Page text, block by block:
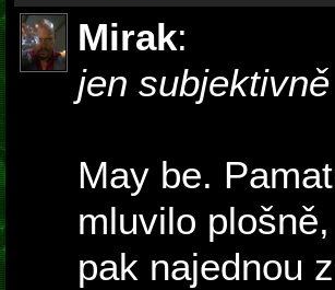
Mirak:
jen subjektivně
May be.
mluvilo
pak najednou